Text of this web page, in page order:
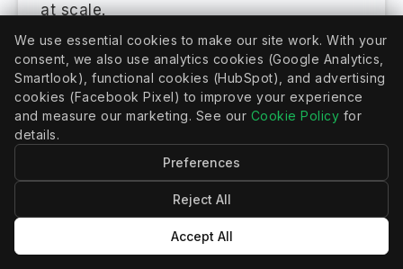
at scale.
了解更多
We use essential cookies to make our site work. With your
consent, we also use analytics cookies (Google Analytics,
Smartlook), functional cookies (HubSpot), and advertising
cookies (Facebook Pixel) to improve your experience
and measure our marketing. See our Cookie Policy for
details.
Preferences
Reject All
Accept All